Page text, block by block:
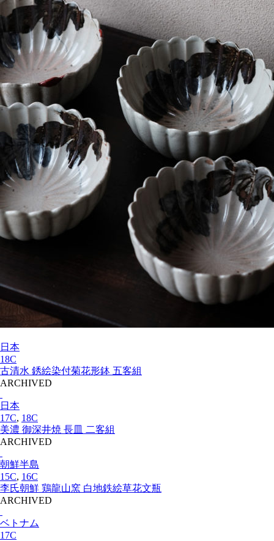
日本
18C
古清水 銹絵染付菊花形鉢 五客組
ARCHIVED
日本
17C, 18C
美濃 御深井焼 長皿 二客組
ARCHIVED
朝鮮半島
15C, 16C
李氏朝鮮 鶏龍山窯 白地鉄絵草花文瓶
ARCHIVED
ベトナム
17C